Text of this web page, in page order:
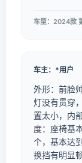
车型：2024款
车主：*用户
外形：前脸
灯没有贯穿
置太小，内
度：座椅基
个，基本达
换挡有明显